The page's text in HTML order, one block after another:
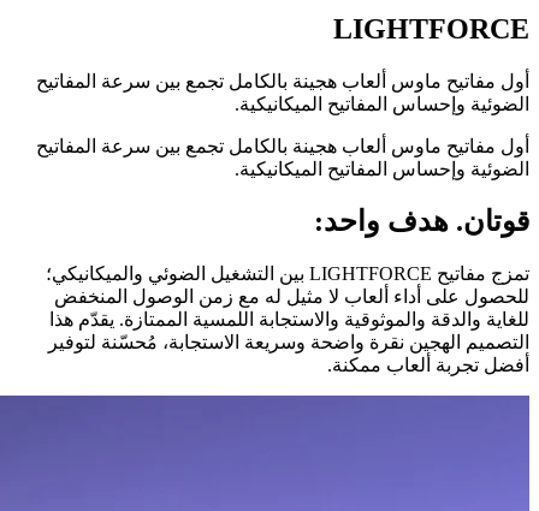
LIGHTFORCE
أول مفاتيح ماوس ألعاب هجينة بالكامل تجمع بين سرعة المفاتيح
الضوئية وإحساس المفاتيح الميكانيكية.
أول مفاتيح ماوس ألعاب هجينة بالكامل تجمع بين سرعة المفاتيح
الضوئية وإحساس المفاتيح الميكانيكية.
قوتان. هدف واحد:
تمزج مفاتيح LIGHTFORCE بين التشغيل الضوئي والميكانيكي؛
للحصول على أداء ألعاب لا مثيل له مع زمن الوصول المنخفض
للغاية والدقة والموثوقية والاستجابة اللمسية الممتازة. يقدّم هذا
التصميم الهجين نقرة واضحة وسريعة الاستجابة، مُحسّنة لتوفير
أفضل تجربة ألعاب ممكنة.